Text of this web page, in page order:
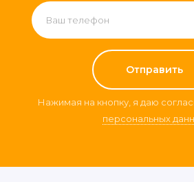
Нажимая на кнопку, я даю
персональных